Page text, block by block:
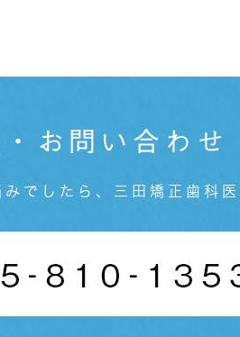
お問い合わせ
でしたら、三田矯正歯科医